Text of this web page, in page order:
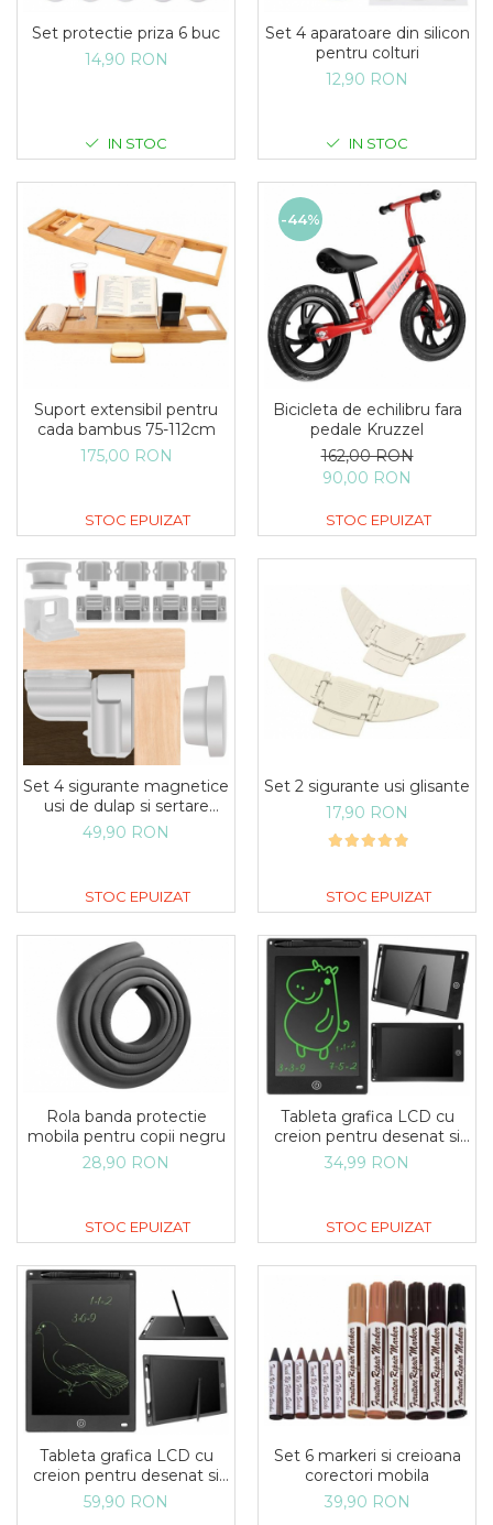
Set protectie priza 6 buc
14,90 RON
IN STOC
Set 4 aparatoare din silicon
pentru colturi
12,90 RON
IN STOC
Suport extensibil pentru
cada bambus 75-112cm
175,00 RON
STOC EPUIZAT
-44%
Bicicleta de echilibru fara
pedale Kruzzel
162,00 RON
90,00 RON
STOC EPUIZAT
Set 4 sigurante magnetice
usi de dulap si sertare
protectie copii invizibila
49,90 RON
STOC EPUIZAT
Set 2 sigurante usi glisante
17,90 RON
STOC EPUIZAT
Rola banda protectie
mobila pentru copii negru
28,90 RON
STOC EPUIZAT
Tableta grafica LCD cu
creion pentru desenat si
scris XL
34,99 RON
STOC EPUIZAT
Tableta grafica LCD cu
creion pentru desenat si
scris XXL
59,90 RON
Set 6 markeri si creioana
corectori mobila
39,90 RON